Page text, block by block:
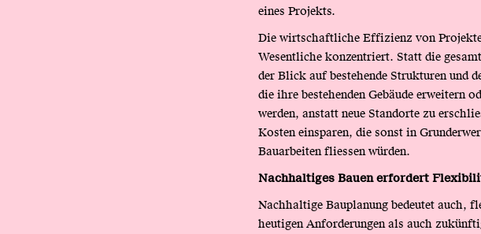
eines Projekts.
Die wirtschaftliche Effizienz von
Wesentliche konzentriert. Statt die
der Blick auf bestehende Strukturen und
die ihre bestehenden Gebäude erweitern
werden, anstatt neue Standorte zu
Kosten einsparen, die sonst in
Bauarbeiten fliessen würden.
Nachhaltiges Bauen erfordert
Nachhaltige Bauplanung bedeutet auch,
heutigen Anforderungen als auch